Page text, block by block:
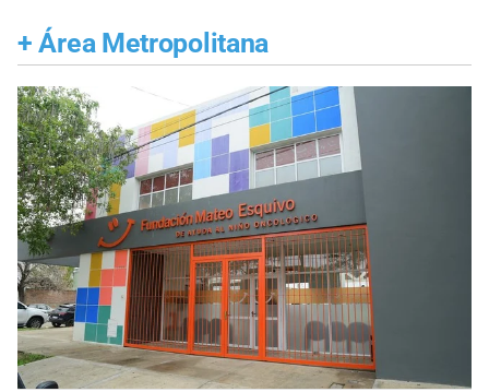
+ Área Metropolitana